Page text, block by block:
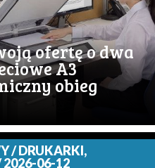
ofertę o dwa
A3
obieg
/ DRUKARKI,
2026-06-12